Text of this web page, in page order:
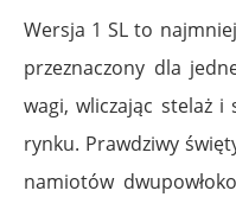
Wersja 1 SL to
przeznaczony dla
wagi, wliczając stelaż
rynku. Prawdziwy
namiotów